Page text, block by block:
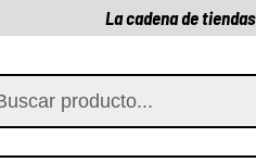
La cadena de